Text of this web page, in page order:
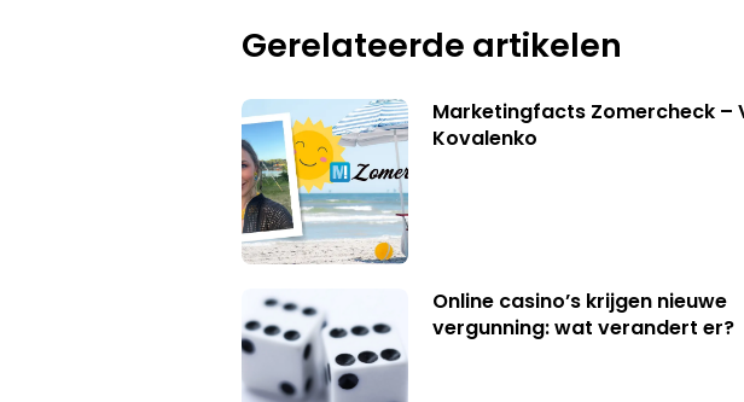
Gerelateerde artikelen
Marketingfacts Zomercheck –
Kovalenko
Online casino’s krijgen nieuwe
vergunning: wat verandert er?